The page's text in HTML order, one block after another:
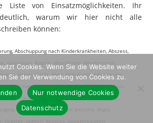
Liste von Einsatzmöglichkeiten. Ihr
warum wir hier nicht alle
können:
Heiserkeit, Heisshunger, Heisshunger nach Süssigkeiten, Hepatitis, Herpes, Herpes Zoster, Herz-Enge, Herzangst, Herzasthma, Herzbeschwerden (nervöse), Herzbeutelentzündung, Herzenge, Herzentzündung, Herzinsuffizienz, Herzklopfen, Herzmuskelentzündung, Herzrasen, Herzrhythmusstörungen, Herzschwäche, Herzstiche, Heuschnupfen, Hexenschuss, Hiatushernie, Hitzeempfindlichkeit, Hitzewallungen, Hodenentzündung, Hodgkin-Lymphom, Husten, Husten Laryngitis, Husten.Schnupfen, Hyperacidität, Hyperaktivität, Hyperkeratose, Hypertonie, Hypochondrie, Hypoglykämie, Hysterie, Hämangiom, Hämatome, Hämoptoe, Hämoptyse, Hämorrhoiden, Häufiger Harndrang, Häufiges Wasserlassen, Hühneraugen, Ikterus, Impfschäden, Infektionen, Infektionsanfälligkeit, Infektionskrankheiten, Infektneigung, Inkontinenz, Insektenstiche, Intercostalneuralgie, Intermenstruelle Blutungen, Intermittierendes Fieber, Ischias, Jetlag, Juckreiz, Kalte Finger, Kalte Füsse, Kalte Hände, Kapillar-Verkrampfung, Karbunkel, Karies, Kater, Kehlkopfentzündung, Kelhkopfentzündung, Keloide, Keuchhusten, Kiefernhöhlenentzündung, Kitzelhusten, Klaustrophobie, Klimakterium, Knieschmerzen, Knochenbruch, Knochenbrüche, Knochenentzündung, Knochenhautentzündung, Knochenmarkeiterung, Knochenprobleme, Knochenschmerzen, Knochenschwäche, Kolik, Koliken, Kollaps, Konjunktivitis, Konzentrationsschwäche, Koordinationsstörungen, Kopfekzem, Kopfgrind, Kopfkongestion, Kopfschmerzen, Kopfschuppen, Koronare Herzkrankheit, Koronarinsuffizienz, Krampfadern, Krampfanfall, Krampfhusten, Kreislaufschwäche, Kreuzschmerzen, Kropf, Krupp, Krupphusten, Krämpfe, Kummer, Kurzatmigkeit, Kälteempfindlichkeit, Lampenfieber, Laryngitis, Laufschnupfen, Lebensmittelvergiftung, Leber-Zirrhose, Leberentzündung, Leberleiden, Leberschwäche, Leichte Verbrennungen, Leistungsschwäche, Lichtempfindlichkeit, Lidrandentzündung, Lippen-Herpes, Lippenbläschen, Lumbago, Lungenentzündung, Lungenkrankheiten, Lupus ErythematodesMyom, Lymphknotenkrebs, Lymphknotenschwellung, Lymphknotenschwellungen, Lymphogranulomatose, Lymphom, Lähmungen, Lärmempfindlichkeit, Magen-Darm-Entzündung, Magen-Darm-Grippe, Magenbeschwerden, Magenbrennen, Magenentzündung, Magengeschwür, Magengeschwüre, Magenkrämpfe, Magenpförtner-Verengung, Magenschleimhautentzündung, Magenschmerzen, Magenschwäche, Malaria, Malignes Lymphom, Mandelentzündung, Mandelschwellung, Mandelvergrösserung, Mastopathie, Meniere, Menschenscheu, Menstruation (ausbleibende), Menstruation (unregelmässig), Menstruation (zu früh), Menstruation (zu schwache), Menstruation (zu starke), Menstruationsbeschwerden, Meteorismus, Migräne, Milchmangel, Milchschorf, Milzschwellung, Milzvergrößerung, Missempfindungen, Mittelohrentzündung, Mittelschmerz, Morbus Basedow, Morbus Hodgkin, Morbus Meniere, Morgensteifigkeit, Morgenübelkeit, Mundbläschen, Mundfäule, Mundgeruch, Mundgeschwür, Mundgeschwüre, Mundschleimhautentzündung, Mundschleimhautgeschwür, Mundwinkelrhagaden, Muskelkater, Muskelkrämpfe, Muskelrheuma, Muskelrheumatismus, Muskelschmerzen, Muskelschwäche, Muskelzittern, Myalgie, Myocardschwäche, Myokarditis, Myom, Myomblutungen, Müdigkeit, Nabelkolik, Nachtschweiss, Nackenschmerzen, Nackensteifigkeit, Nagelbettentzündung, Nageldeformationen, Naivität, Nasembluten, Nasen-Borken, Nasen-Krusten, Nasenbluten, Nasennebenhöhlenentzündung, Nasenpolypen, Nebenhöhlenentzündung, Nephritis, Nerven-Beruhigung, Nervenentzündung, Nervosität, Nervöse Herzbeschwerden, Nesselsucht, Neuralgie, Neuralgien, Neuraligen, Neurasthenie, Neurodermitis, Niedriger Blutdruck, Nierenbeckenentzündung, Nierenentzündung, Nierengriess, Nierenkolik, Nierenreizung, Nierenschmerzen, Nierenschwäche, Nierensteine, Niesen, Niesreiz, Non-Hodgkin-Lymphom, Norovirus-Infektion, Nykturie, Nächtlicher Harndrang, Nägelkauen, Oberbauchschmerzen, Obstipation, Ödeme, Offenes Bein, Ohnmacht, Ohnmachtsneigung, Ohrenentzündung, Ohrenlaufen, Ohrensausen, Ohrenschmerzen, Ohrspeicheldrüsen-Entzündung, Operationsnarben, Operationsschnitte, Osteoporose, Otitis media, Ovarialcysten, PMS, Panaritium, Panikattacken, Paresthesien, Parkinson, Parodontose, Parotitis, Parästhesien, Pericarditis, Periodenkrämpfe, Periodenschmerzen, Peritonitis, Pfortaderstauung, Pharingitis, Pharyngitis, Phlebitis, Phobien, Pickel, Pleuritis, Pneumonie, Polyarthritis, Polypen, Prellung, Prellungen, Prostataadenom, Prostatabeschwerden, Prostataentzündung, Prostatahyperplasie, Prostatahypertrophie, Prostatavergrösserung, Prostatitis, Prostatschwellung, Prämenstruelles Syndrom, Prüfungsangst, Pseudo-Krupp, Psoriasis, Pylorusspasmus, Pylorusstenose, Quetschung, Quetschungen, Quincke-Ödem, Rachenentzündung, Rachitis, Raue Stimme, Reisekrankheit, Reizbarkeit, Reizblase, Reizdarm, Reizhusten, Reizmagen, Rekonvaleszenz, Restless Legs, Reuzhusten, Rhagaden, Rheuma, Rheumatisches Fieber, Rheumatismus, Rhinitis, Rippenfellentzündung, Rippenprellung, Rissige Haut, Risswunden, Roemheld-Syndrom, Rosacea, Räusperzwang, Rückenschmerzen, Salmonellen-Infektion, Saures Aufstossen, Scharlach, Scheidenentzündung, Schilddrüsenprobleme, Schilddrüsenüberfunktion, Schlaflosigkeit, Schlafmangel, Schlafstörungen, Schlaganfall, Schlecht heilende Wunden, Schleimhautentzündung, Schleimiger Stuhl, Schluckauf, Schläfrigkeit, Schmerzempfindlichkeit, Schmerzen, Schnittverletzungen, Schnittwunden, Schnupfen, Schock, Schreck, Schreibkrampf, Schul-Kopfschmerzen, Schulter-Verspannungen, Schuppenflechte, Schwangerschafts begleitend, Schwangerschafts-Übelkeit, Schwangerschaftsbeschwerden, Schwangerschaftserbrechen, Schwangerschaftsstreifen, Schweissausbrüche, Schwellungen, Schwere Beine, Schwielen, Schwindel, Schwitzen, Schwäche, Schädel-Hirn-Trauma, Schürfwunden, Schüttelfrost, Seekrankheit, Sehnenscheidenentzündung, Sehnenzerrung, Sehstörungen, Seitenstrang-Angina, Sinusitis, Skoliose, Skrofulose, Sodbrennen, Sommer-Durchfall, Sommerdurchfall, Sonnenallergie, Sonnenbrand, Sonnenstich, Soor, Spannungs-Kopfschmerzen, Spannungskopfschmerzen, Splitter, Sportverletzung, Steifer Hals, Stenocardie, Stillen, Stimmungsschwankungen, Stirnhöhlenentzündung, Stirnkopfschmerzen, Stockschnupfen, Stomatitis aphtosa, Stottern, Stress, Stuhldrang, TBC, Tachykardie, Taubheitsgefühl, Taubheitsgefühle, Teleangiektasien, Tennisarm, Thrombophlebitis, Thromboseneigung, Tinnitus, Trauer, Trigeminusneuralgie, Trockene Haut, Trockene Schleimhäute, Trockenes Auge, Tränende Augen, Tränenfluss, Tuberkulose, Übelkeit, Überanstrengung, Überanstrenung der Augen, Überbein, Überempfindlichkeit, Übergewicht, Übersäurung, Ulcus cruris, Ulcus duodeni, Ung
Cookies. Wenn Sie die Website weiter
Sie der Verwendung von Cookies zu.
Nur notwendige Cookies
Datenschutz